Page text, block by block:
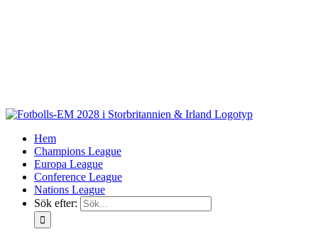
Hem
Champions League
Europa League
Conference League
Nations League
Sök efter: